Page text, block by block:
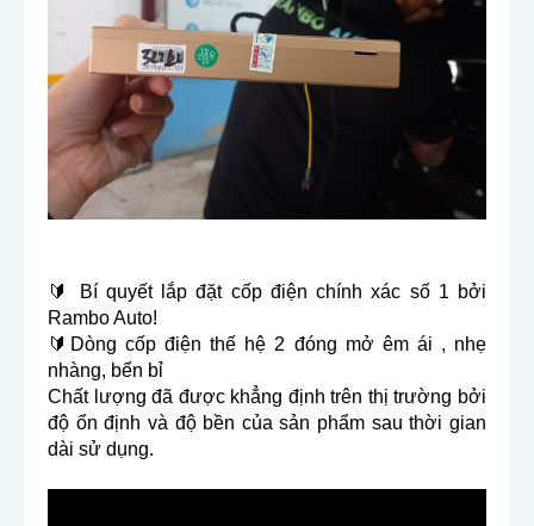
🔰 Bí quyết lắp đặt cốp điện chính xác số 1 bởi
Rambo Auto!
🔰Dòng cốp điện thế hệ 2 đóng mở êm ái , nhẹ
nhàng, bển bỉ
Chất lượng đã được khẳng định trên thị trường bởi
độ ổn định và độ bền của sản phẩm sau thời gian
dài sử dụng.